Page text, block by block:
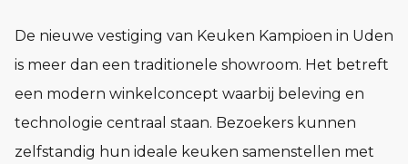
De nieuwe vestiging van Keuken Kampioen in Uden
is meer dan een traditionele showroom. Het betreft
een modern winkelconcept waarbij beleving en
technologie centraal staan. Bezoekers kunnen
zelfstandig hun ideale keuken samenstellen met